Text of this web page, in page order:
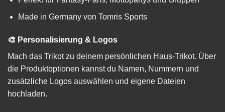
Made in Germany von Tomris Sports
🎨 Personalisierung & Logos
Mach das Trikot zu deinem persönlichen Haus-Trikot. Über
die Produktoptionen kannst du Namen, Nummern und
zusätzliche Logos auswählen und eigene Dateien
hochladen.